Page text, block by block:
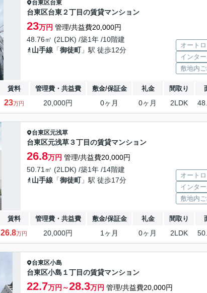
台東区台東
台東区台東２丁目の賃貸マンション
23万円 管理/共益費20,000円
48.76㎡ (2LDK) /築1年 /10階建
山手線 「御徒町」駅 徒歩12分
オート
インタ
敷地内
賃料 管理費・共益費 敷金/保証金 礼金 間取り
23万円 20,000円 0ヶ月 0ヶ月 2LDK
台東区元浅草
台東区元浅草３丁目の賃貸マンション
26.8万円 管理/共益費20,000円
50.71㎡ (2LDK) /築1年 /14階建
山手線 「御徒町」駅 徒歩17分
オート
インタ
敷地内
賃料 管理費・共益費 敷金/保証金 礼金 間取り
26.8万円 20,000円 1ヶ月 0ヶ月 2LDK
台東区小島
台東区小島１丁目の賃貸マンション
22.7万円～28.3万円 管理/共益費20,000円